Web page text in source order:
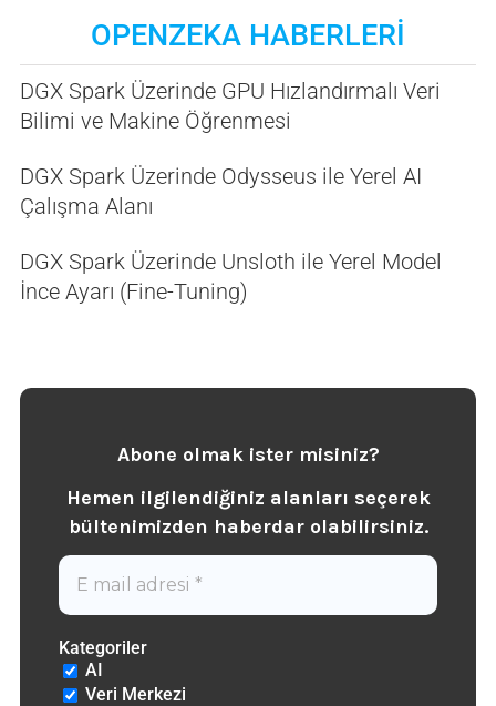
OPENZEKA HABERLERİ
DGX Spark Üzerinde GPU Hızlandırmalı Veri
Bilimi ve Makine Öğrenmesi
DGX Spark Üzerinde Odysseus ile Yerel AI
Çalışma Alanı
DGX Spark Üzerinde Unsloth ile Yerel Model
İnce Ayarı (Fine-Tuning)
Abone olmak ister misiniz?
Hemen ilgilendiğiniz alanları seçerek
bültenimizden haberdar olabilirsiniz.
Kategoriler
AI
Veri Merkezi